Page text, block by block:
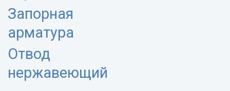
Запорная
арматура
Отвод
нержавеющий